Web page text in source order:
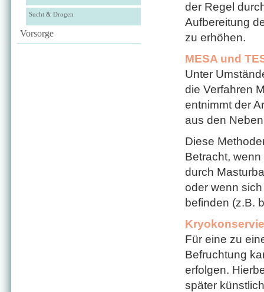
Sucht & Drogen
Vorsorge
der Regel
Aufbereitung
zu erhöhen.
MESA und
Unter
die Verfahren
entnimmt der
aus den
Diese
Betracht,
durch
oder wenn
befinden (z.B.
Für eine zu
Befruchtung
erfolgen.
später